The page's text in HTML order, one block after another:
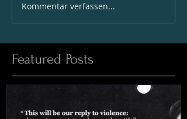
Kommentar verfassen...
Featured Posts